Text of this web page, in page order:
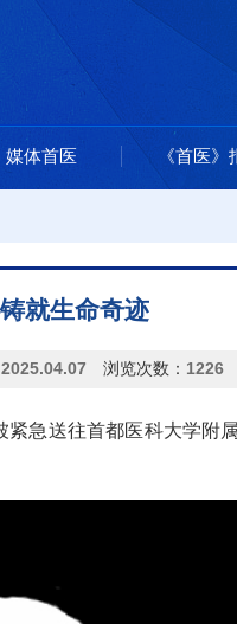
媒体首医 《首医》
就生命奇迹
2025.04.07 浏览次数： 1226
急送往首都医科大学附